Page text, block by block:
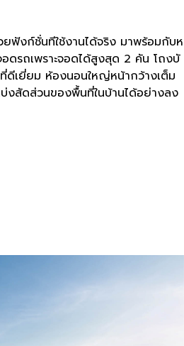
ฟังก์ชั่นทีใช้งานได้จริง มาพร้อมกับห
รถเพราะจอดได้สูงสุด 2 คัน โถงบั
ดีเยี่ยม ห้องนอนใหญ่หน้ากว้างเต็ม
สัดส่วนของพื้นที่ในบ้านได้อย่างลง